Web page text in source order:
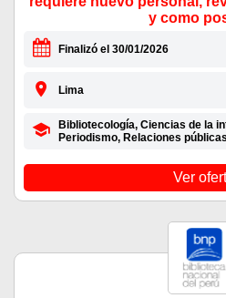
y como
Finalizó el 30/01/2026
Lima
Bibliotecología, Ciencias de la
Periodismo, Relaciones públicas
Ver